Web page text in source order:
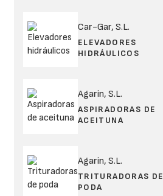
Car-Gar, S.L.
ELEVADORES
HIDRÁULICOS
Agarin, S.L.
ASPIRADORAS DE
ACEITUNA
Agarin, S.L.
TRITURADORAS DE
PODA